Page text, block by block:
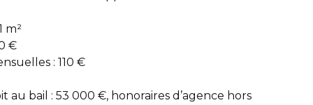
m²
€
: 110 €
au bail : 53 000 €, honoraires d’agence hors